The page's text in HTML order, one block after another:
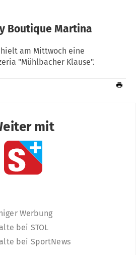
Boutique Martina
am Mittwoch eine
"Mühlbacher Klause".